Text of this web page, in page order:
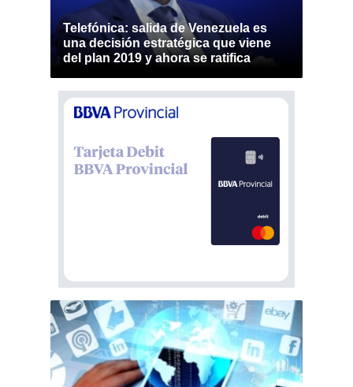
Telefónica: salida de Venezuela es
una decisión estratégica que viene
del plan 2019 y ahora se ratifica